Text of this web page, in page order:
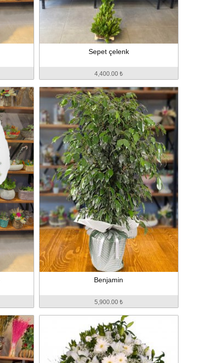
Sepet çelenk
4,400.00 ₺
Benjamin
5,900.00 ₺